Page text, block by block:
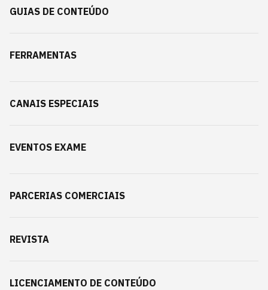
GUIAS DE CONTEÚDO
FERRAMENTAS
CANAIS ESPECIAIS
EVENTOS EXAME
PARCERIAS COMERCIAIS
REVISTA
LICENCIAMENTO DE CONTEÚDO